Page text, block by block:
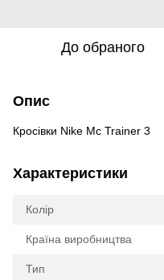
До обраного
Опис
Кросівки Nike Mc Trainer 3
Характеристики
Колір
Країна виробництва
Тип